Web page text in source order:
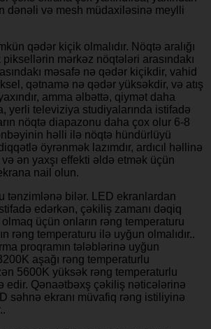
dənəli və mesh müdaxiləsinə meylli
qədər kiçik olmalıdır. Nöqtə aralığı
piksellərin mərkəz nöqtələri arasındakı
məsafə nə qədər kiçikdir, vahid
qətnamə nə qədər yüksəkdir, və atış
amma əlbəttə, qiymət daha
yerli televiziya studiyalarında istifadə
nöqtə diapazonu daha çox olur 6-8
həlli ilə nöqtə hündürlüyü
öyrənmək lazımdır, ardıcıl həllinə
və ən yaxşı effekti əldə etmək üçün
nail olun.
tənzimlənə bilər. LED ekranlardan
edərkən, çəkiliş zamanı dəqiq
üçün onların rəng temperaturu
rəng temperaturu ilə uyğun olmalıdır..
proqramın tələblərinə uyğun
aşağı rəng temperaturlu
5600K yüksək rəng temperaturlu
edir. Qənaətbəxş çəkiliş nəticələrinə
səhnə ekranı müvafiq rəng istiliyinə